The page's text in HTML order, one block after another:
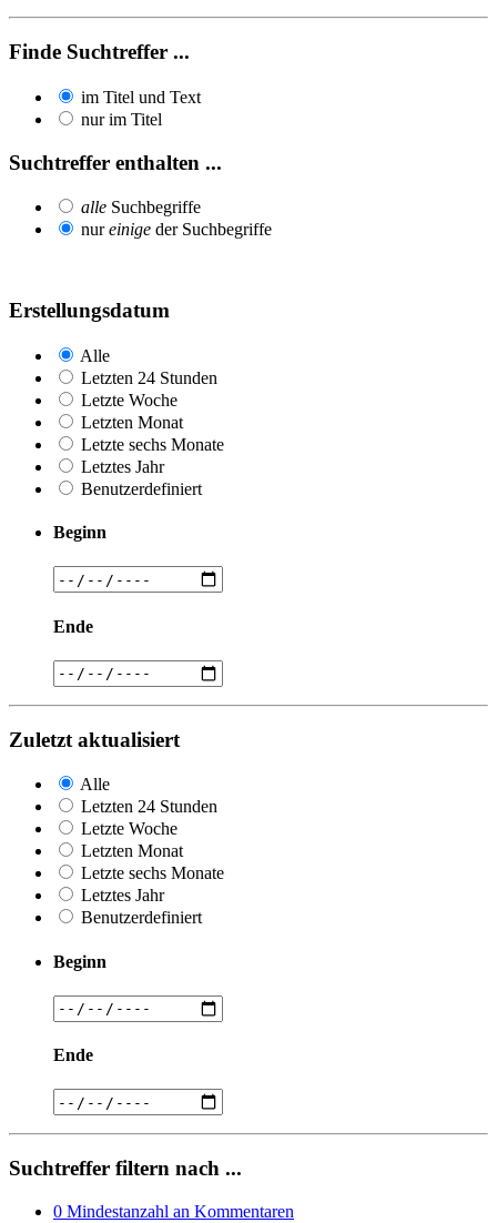
Finde Suchtreffer ...
im Titel und Text
nur im Titel
Suchtreffer enthalten ...
alle Suchbegriffe
nureinige der Suchbegriffe
Erstellungsdatum
Alle
Letzten 24 Stunden
Letzte Woche
Letzten Monat
Letzte sechs Monate
Letztes Jahr
Benutzerdefiniert
Beginn
Ende
Zuletzt aktualisiert
Alle
Letzten 24 Stunden
Letzte Woche
Letzten Monat
Letzte sechs Monate
Letztes Jahr
Benutzerdefiniert
Beginn
Ende
Suchtreffer filtern nach ...
0 Mindestanzahl an Kommentaren